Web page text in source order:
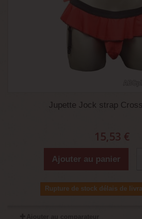
Jupette Jock strap
15,53 €
Ajouter au panier
Rupture de stock délais de